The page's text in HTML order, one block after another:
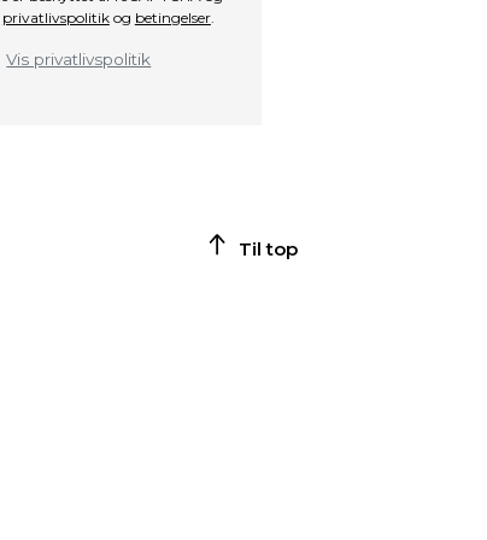
privatlivspolitikog betingelser.
Vis privatlivspolitik
Til top